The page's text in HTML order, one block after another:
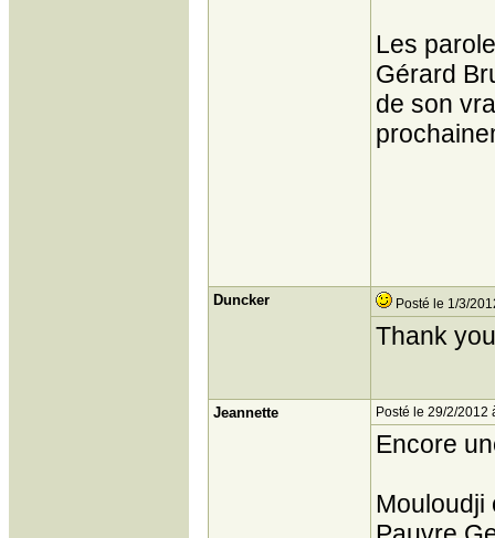
Les
Gérard
de son
Duncker Posté le 1/3/
Thank
Jeannette Posté le 29/2/2012
Encore
Mouloudji